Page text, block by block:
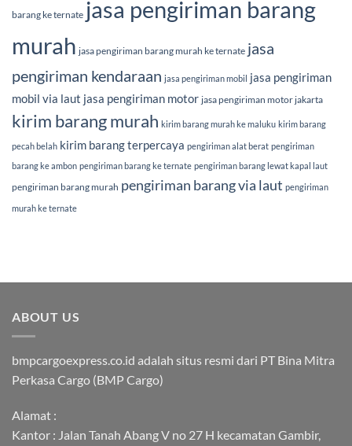
barang ke ternate jasa pengiriman barang
murah jasa pengiriman barang murah ke ternate jasa
pengiriman kendaraan jasa pengiriman mobil
jasa pengiriman
mobil via laut jasa pengiriman motor jasa pengiriman motor jakarta
kirim barang murah kirim barang murah ke maluku kirim barang
pecah belah kirim barang terpercaya pengiriman alat berat pengiriman
barang ke ambon pengiriman barang ke ternate pengiriman barang lewat kapal laut
pengiriman barang murah pengiriman barang via laut pengiriman
murah ke ternate
ABOUT US
bmpcargoexpress.co.id adalah situs resmi dari PT Bina Mitra
Perkasa Cargo (BMP Cargo)
Alamat :
Kantor : Jalan Tanah Abang V no 27 H kecamatan Gambir,